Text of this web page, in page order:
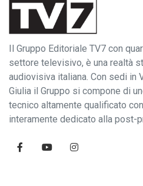
Il Gruppo Editoriale TV7 con
settore televisivo, è una realtà
audiovisiva italiana. Con sedi in
Giulia il Gruppo si compone di
tecnico altamente qualificato
interamente dedicato alla post-